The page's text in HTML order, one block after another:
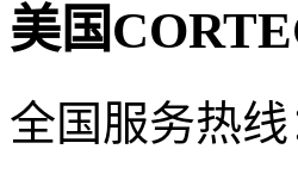
美国
全国服务热线